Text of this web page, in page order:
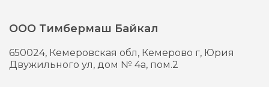
ООО Тимбермаш Байкал
650024, Кемеровская обл, Кемерово г, Юрия
Двужильного ул, дом № 4а, пом.2